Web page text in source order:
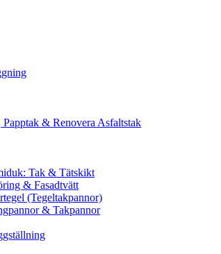
& Renovera Asfaltstak
Tak & Tätskikt
& Fasadtvätt
(Tegeltakpannor)
& Takpannor